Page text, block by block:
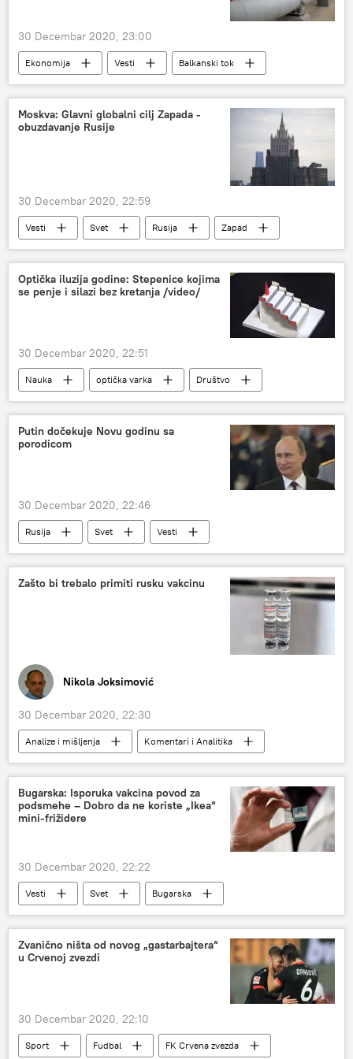
30 Decembar 2020, 23:00
Ekonomija Vesti
Balkanski tok
gasovod
Srbija
Bugarska
Dušan Bajatović
Moskva: Glavni globalni cilj Zapada -
obuzdavanje Rusije
30 Decembar 2020, 22:59
Vesti Svet Rusija
Zapad
obuzdavanje
Marija Zaharova
Optička iluzija godine: Stepenice kojima
se penje i silazi bez kretanja /video/
30 Decembar 2020, 22:51
Nauka optička varka Društvo
Putin dočekuje Novu godinu sa
porodicom
30 Decembar 2020, 22:46
Rusija Svet
Vesti
Vladimir Putin
Nova godina
Zašto bi trebalo primiti rusku vakcinu
Nikola Joksimović
30 Decembar 2020, 22:30
Analize i mišljenja
Komentari i Analitika
Vakcine
Sputnjik Ve (Sputnik V)
vakcinacija
virus korona
Bugarska: Isporuka vakcina povod za
podsmehe – Dobro da ne koriste „Ikea“
mini-frižidere
30 Decembar 2020, 22:22
Vesti Svet
Bugarska
Vakcine
kritike Evropa
Zvanično ništa od novog „gastarbajtera“
u Crvenoj zvezdi
30 Decembar 2020, 22:10
Sport Fudbal FK Crvena zvezda